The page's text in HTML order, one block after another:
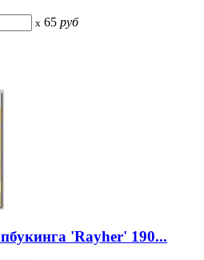
x 65 руб
'Rayher' 190...